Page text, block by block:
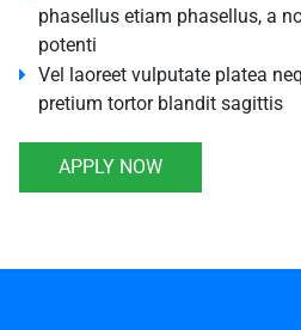
phasellus etiam phasellus, a
potenti
Vel laoreet vulputate platea
pretium tortor blandit sagittis
APPLY NOW